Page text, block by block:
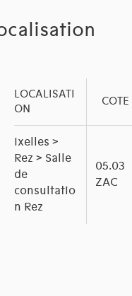
LOCALISATI
ON
COTE
Ixelles >
Rez > Salle
de
consultatio
n Rez
05.03
ZAC